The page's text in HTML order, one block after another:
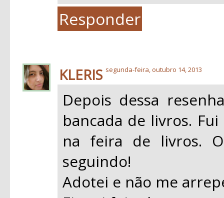
Responder
KLERIS segunda-feira, outubro 14, 2013
Depois dessa
bancada de livros.
na feira de livros.
seguindo!
Adotei e não me